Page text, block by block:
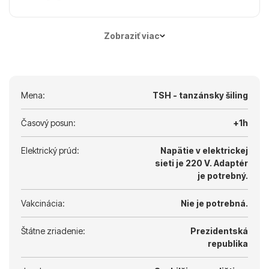
vhodné najmä apríl a máj, ktoré patria do
Zobraziť viac
Mena: TSH - tanzánsky šiling
Časový posun: +1h
Elektrický prúd:
Napätie v elektrickej
sieti je 220 V. Adaptér
je potrebný.
Vakcinácia: Nie je potrebná.
Štátne zriadenie:
Prezidentská
republika